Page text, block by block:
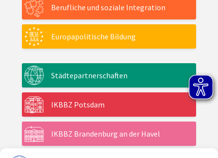
Berufliche und soziale Integration
Europapolitische Bildung
Städtepartnerschaften
IKBBZ Potsdam
IKBBZ Brandenburg an der Havel